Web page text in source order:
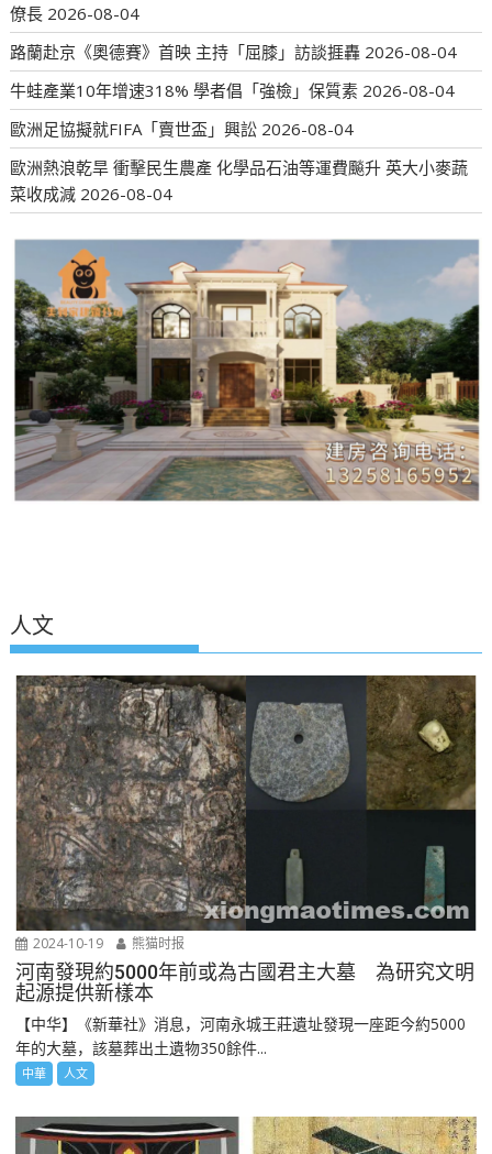
僚長 2026-08-04
路蘭赴京《奧德賽》首映 主持「屈膝」訪談捱轟 2026-08-04
牛蛙產業10年增速318% 學者倡「強檢」保質素 2026-08-04
歐洲足協擬就FIFA「賣世盃」興訟 2026-08-04
歐洲熱浪乾旱 衝擊民生農產 化學品石油等運費飈升 英大小麥蔬
菜收成減 2026-08-04
人文
2024-10-19 熊猫时报
河南發現約5000年前或為古國君主大墓 為研究文明
起源提供新樣本
【中华】《新華社》消息，河南永城王莊遺址發現一座距今約5000
年的大墓，該墓葬出土遺物350餘件...
中華 人文